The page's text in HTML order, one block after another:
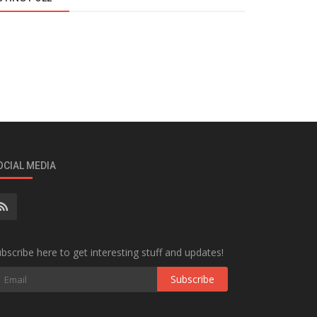
MEDIA
here to get interesting stuff and updates!
Subscribe